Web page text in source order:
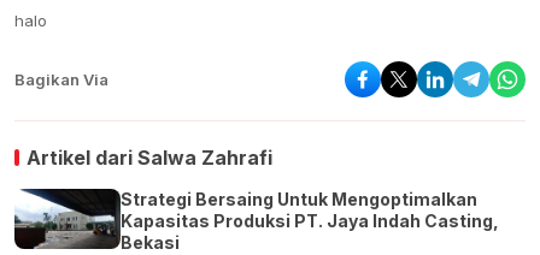
halo
Bagikan Via
Artikel dari Salwa Zahrafi
Strategi Bersaing Untuk Mengoptimalkan
Kapasitas Produksi PT. Jaya Indah Casting,
Bekasi